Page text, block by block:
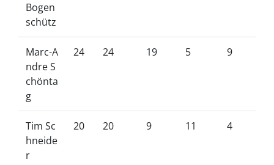
Bogen
schütz
Marc-A
ndre S
chönta
g
24 24 19 5 9
Tim Sc
hneide
r
20 20 9 11 4